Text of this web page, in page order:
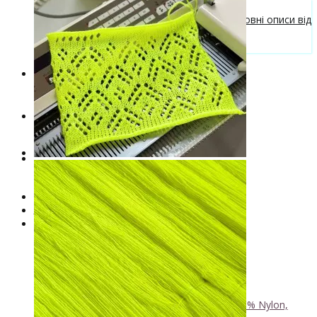
Безкоштовні описи моделей
Галерея в'язаних виробів та безкоштовні описи від
VizEll
Поради та рекомендації
Знижки
Новинки
. . .
Книги по фарбуванню пряжі
Лімітована колекція пряжі
Пряжа ручного фарбування VizEll+
- Luxury Collection
- Бавовна
- Вовна 100%
- Вовна ягняти
- Кід мохер, альпака+
↘ KidLace, 70% Kid Mohair 30% Nylon,